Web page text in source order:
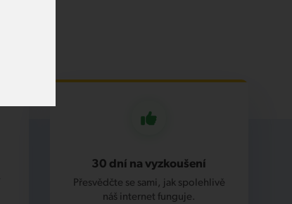
30 dní na vyzkoušení
Přesvědčte se sami, jak spolehlivě
náš internet funguje.